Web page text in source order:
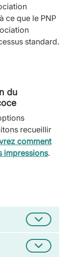
ce que le PNP
standard.
du
recueillir
comment
impressions.